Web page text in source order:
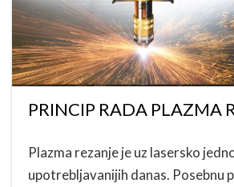
PRINCIP RADA PLAZMA
Plazma rezanje je uz lasersko
upotrebljavanijih danas. Posebnu